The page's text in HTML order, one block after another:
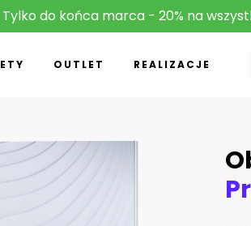
Tylko do końca marca - 20% na
OUTLET REALIZACJE